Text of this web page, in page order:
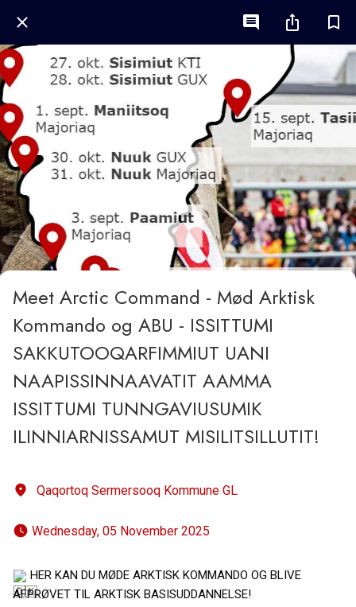
Meet Arctic Command - Mød Arktisk
Kommando og ABU - ISSITTUMI
SAKKUTOOQARFIMMIUT UANI
NAAPISSINNAAVATIT AAMMA
ISSITTUMI TUNNGAVIUSUMIK
ILINNIARNISSAMUT MISILITSILLUTIT!
Qaqortoq Sermersooq Kommune GL
Wednesday, 05 November 2025
HER KAN DU MØDE ARKTISK KOMMANDO OG BLIVE
AFPRØVET TIL ARKTISK BASISUDDANNELSE!